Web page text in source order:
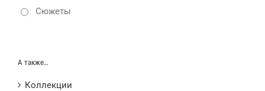
Сюжеты
А также…
Коллекции